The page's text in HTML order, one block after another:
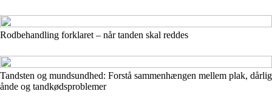
Rodbehandling forklaret – når tanden skal reddes
Tandsten og mundsundhed: Forstå sammenhængen mellem plak, dårlig
ånde og tandkødsproblemer